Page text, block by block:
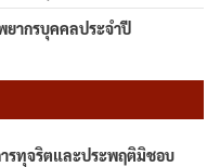
ยากรบุคคลประจำปี
ารทุจริตและประพฤติมิชอบ